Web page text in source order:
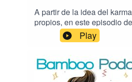
A partir de la idea del
propios, en este episodio
conceptos de la envidia y
la conclusión de que, en la
que las hace se las
problema se encuentra en
confianza o en los
Play